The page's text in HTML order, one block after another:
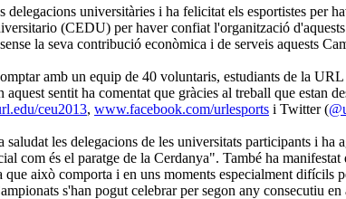
universitàries i ha felicitat els esportistes per
(CEDU) per haver confiat l'organització
la seva contribució econòmica i de serveis aquests
amb un equip de 40 voluntaris, estudiants de la
sentit ha comentat que gràcies al treball que estan
ceu2013, www.facebook.com/urlesports i Twitter (
les delegacions de les universitats participants i
com és el paratge de la Cerdanya". També ha
això comporta i en uns moments especialment difícils
s'han pogut celebrar per segon any consecutiu en